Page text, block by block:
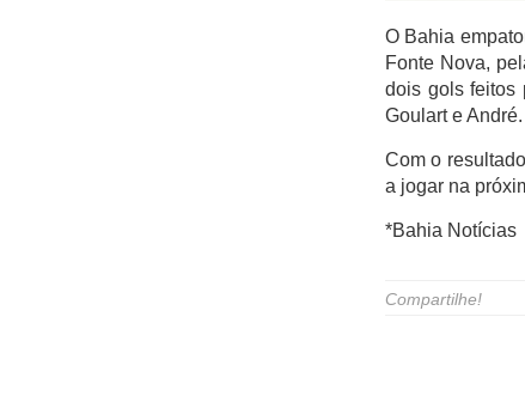
O Bahia
Fonte Nova,
dois gols feitos
Goulart e André.
Com o
a jogar na
*Bahia Notícias
Compartilhe!